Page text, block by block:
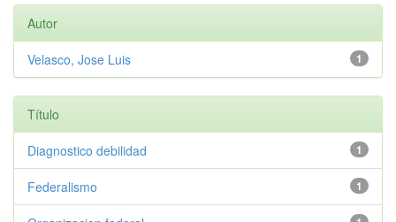
Autor
1
Velasco, Jose Luis
Título
1
Diagnostico debilidad
1
Federalismo